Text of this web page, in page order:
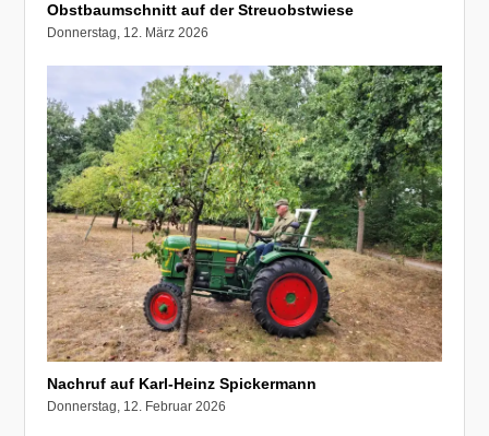
Obstbaumschnitt auf der Streuobstwiese
Donnerstag, 12. März 2026
Nachruf auf Karl-Heinz Spickermann
Donnerstag, 12. Februar 2026